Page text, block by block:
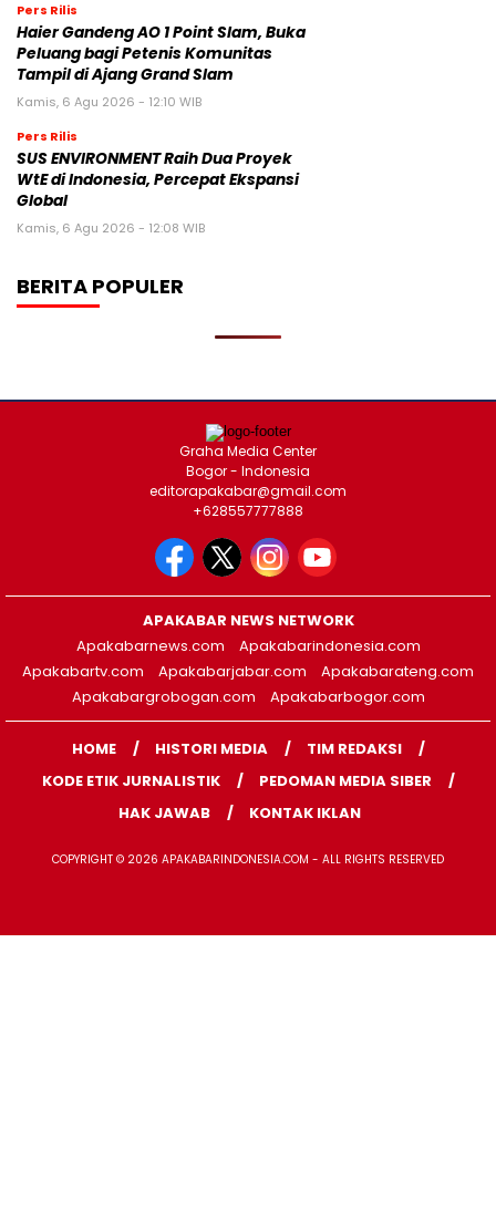
Pers Rilis
Haier Gandeng AO 1 Point Slam, Buka
Peluang bagi Petenis Komunitas
Tampil di Ajang Grand Slam
Kamis, 6 Agu 2026 - 12:10 WIB
Pers Rilis
SUS ENVIRONMENT Raih Dua Proyek
WtE di Indonesia, Percepat Ekspansi
Global
Kamis, 6 Agu 2026 - 12:08 WIB
BERITA POPULER
Graha Media Center
Bogor - Indonesia
editorapakabar@gmail.com
+628557777888
APAKABAR NEWS NETWORK
Apakabarnews.com
Apakabarindonesia.com
Apakabartv.com
Apakabarjabar.com
Apakabarateng.com
Apakabargrobogan.com
Apakabarbogor.com
HOME HISTORI MEDIA
TIM REDAKSI
KODE ETIK JURNALISTIK
PEDOMAN MEDIA SIBER
HAK JAWAB
KONTAK IKLAN
COPYRIGHT © 2026 APAKABARINDONESIA.COM - ALL RIGHTS RESERVED